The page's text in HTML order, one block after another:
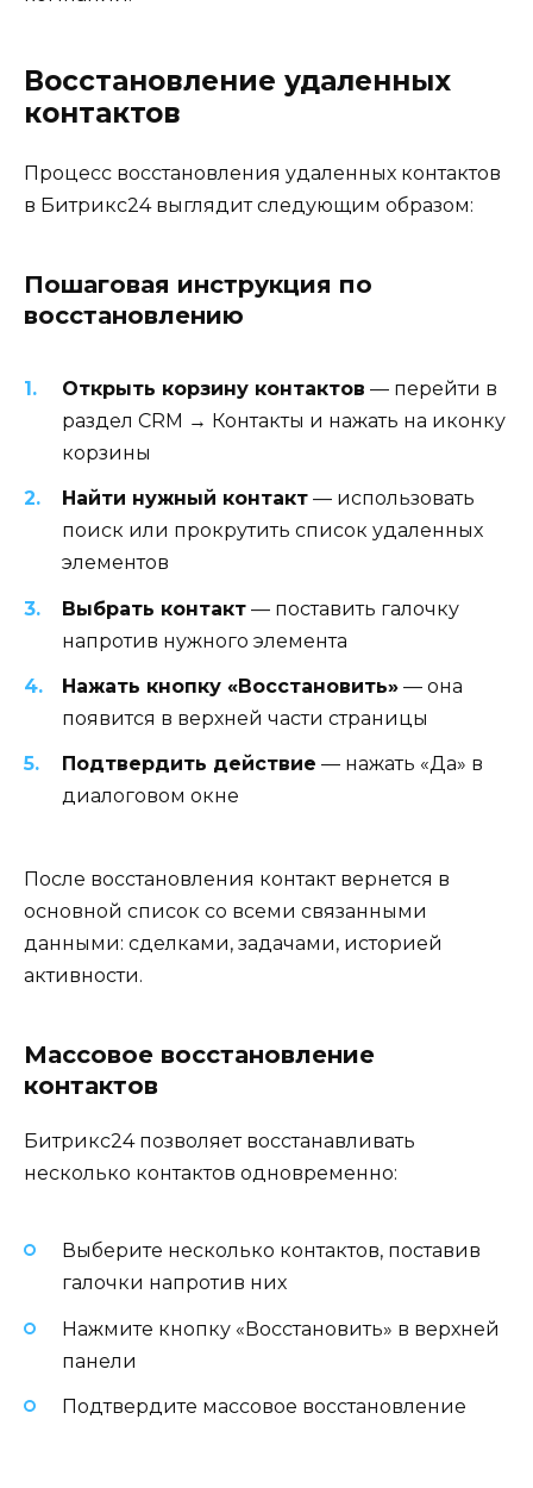
Восстановление удаленных
контактов
Процесс восстановления удаленных контактов
в Битрикс24 выглядит следующим образом:
Пошаговая инструкция по
восстановлению
Открыть корзину контактов — перейти в
раздел CRM → Контакты и нажать на иконку
корзины
Найти нужный контакт — использовать
поиск или прокрутить список удаленных
элементов
Выбрать контакт — поставить галочку
напротив нужного элемента
Нажать кнопку «Восстановить» — она
появится в верхней части страницы
Подтвердить действие — нажать «Да» в
диалоговом окне
После восстановления контакт вернется в
основной список со всеми связанными
данными: сделками, задачами, историей
активности.
Массовое восстановление
контактов
Битрикс24 позволяет восстанавливать
несколько контактов одновременно:
Выберите несколько контактов, поставив
галочки напротив них
Нажмите кнопку «Восстановить» в верхней
панели
Подтвердите массовое восстановление